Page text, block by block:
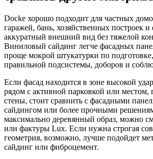
Docke хорошо подходит для частных
гаражей, бань, хозяйственных построек
аккуратный внешний вид без тяжелой
Виниловый сайдинг легче фасадных
проще мокрой штукатурки по
правильной подсистемы, доборов и
Если фасад находится в зоне высокой
рядом с активной парковкой или местом,
стены, стоит сравнить с фасадными
сайдингом или более прочными
максимально деревянный образ, можно
или фактуры Lux. Если нужна строгая
геометрия, возможно, лучше подойдет
сайдинг или фиброцемент.